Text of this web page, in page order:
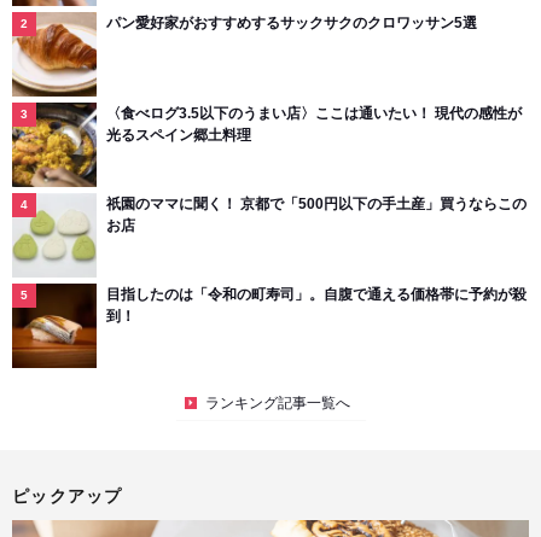
パン愛好家がおすすめするサックサクのクロワッサン5選
〈食べログ3.5以下のうまい店〉ここは通いたい！ 現代の感性が
光るスペイン郷土料理
祇園のママに聞く！ 京都で「500円以下の手土産」買うならこの
お店
目指したのは「令和の町寿司」。自腹で通える価格帯に予約が殺
到！
ランキング記事一覧へ
ピックアップ